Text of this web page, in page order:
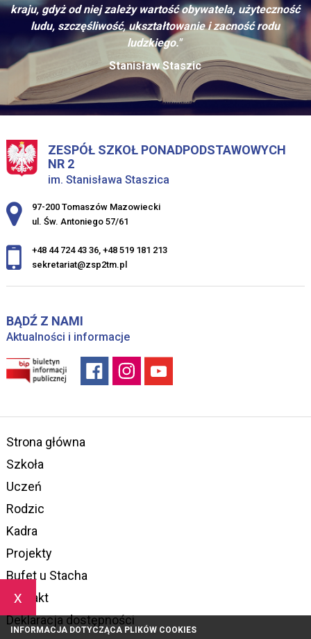
x
INFORMACJA DOTYCZĄCA PLIKÓW COOKIES
kraju, gdyż od niej zależy wartość obywatela, użyteczność
ludu, szczęśliwość, ukształtowanie i zacność rodu
ludzkiego."
Stanisław Staszic
ZESPÓŁ SZKOŁ PONADPODSTAWOWYCH
NR 2
im. Stanisława Staszica
Adres pocztowy:
97-200 Tomaszów Mazowiecki
ul. Św. Antoniego 57/61
+48 44 724 43 36, +48 519 181 213
sekretariat@zsp2tm.pl
BĄDŹ Z NAMI
Aktualności i informacje
Strona główna
Szkoła
Uczeń
Rodzic
Kadra
Projekty
Bufet u Stacha
Kontakt
Deklaracja dostępności